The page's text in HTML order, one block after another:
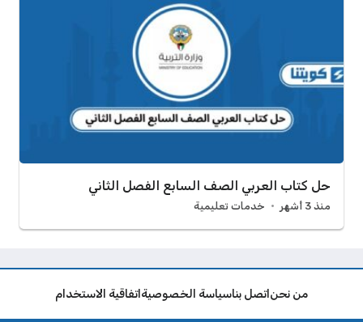
حل كتاب العربي الصف السابع الفصل الثاني
منذ 3 أشهر خدمات تعليمية
من نحن اتصل بناسياسة الخصوصية اتفاقية الاستخدام